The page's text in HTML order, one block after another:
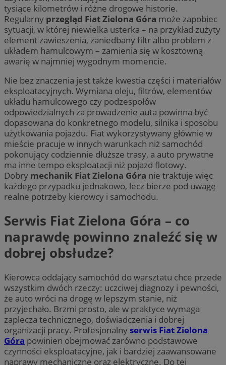
tysiące kilometrów i różne drogowe historie.
Regularny przegląd Fiat Zielona Góra może zapobiec
sytuacji, w której niewielka usterka – na przykład zużyty
element zawieszenia, zaniedbany filtr albo problem z
układem hamulcowym – zamienia się w kosztowną
awarię w najmniej wygodnym momencie.
Nie bez znaczenia jest także kwestia części i materiałów
eksploatacyjnych. Wymiana oleju, filtrów, elementów
układu hamulcowego czy podzespołów
odpowiedzialnych za prowadzenie auta powinna być
dopasowana do konkretnego modelu, silnika i sposobu
użytkowania pojazdu. Fiat wykorzystywany głównie w
mieście pracuje w innych warunkach niż samochód
pokonujący codziennie dłuższe trasy, a auto prywatne
ma inne tempo eksploatacji niż pojazd flotowy.
Dobry mechanik Fiat Zielona Góra nie traktuje więc
każdego przypadku jednakowo, lecz bierze pod uwagę
realne potrzeby kierowcy i samochodu.
Serwis Fiat Zielona Góra – co
naprawdę powinno znaleźć się w
dobrej obsłudze?
Kierowca oddający samochód do warsztatu chce przede
wszystkim dwóch rzeczy: uczciwej diagnozy i pewności,
że auto wróci na drogę w lepszym stanie, niż
przyjechało. Brzmi prosto, ale w praktyce wymaga
zaplecza technicznego, doświadczenia i dobrej
organizacji pracy. Profesjonalnyserwis Fiat Zielona
Góra powinien obejmować zarówno podstawowe
czynności eksploatacyjne, jak i bardziej zaawansowane
naprawy mechaniczne oraz elektryczne. Do tej